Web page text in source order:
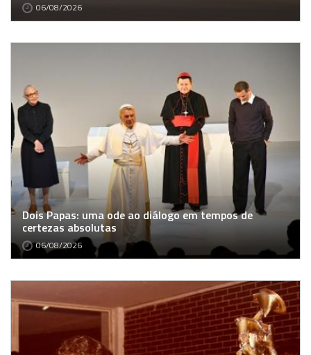
06/08/2026
Dois Papas: uma ode ao diálogo em tempos de
certezas absolutas
06/08/2026